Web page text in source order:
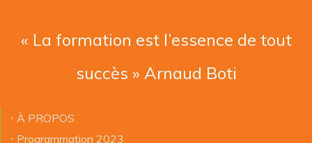
« La formation est l’essence de tout
succès » Arnaud Boti
À PROPOS
Programmation 2023